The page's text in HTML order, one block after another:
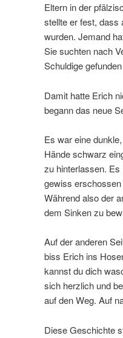
Eltern in der
stellte er fest, dass
wurden. Jemand
Sie suchten nach
Schuldige
Damit hatte Erich
begann das neue
Es war eine
Hände schwarz
zu hinterlassen.
gewiss
Während also der
dem Sinken zu
Auf der anderen
biss Erich ins
kannst du dich
sich herzlich und
auf den Weg. Auf
Diese Geschichte